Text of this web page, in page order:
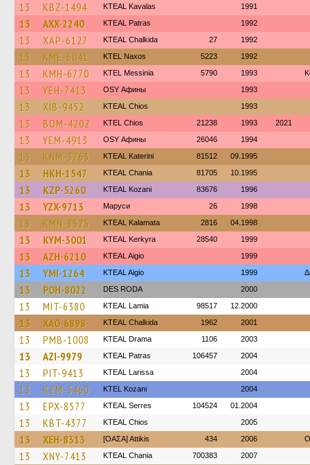
13 KBZ-1494 KTEAL Kavalas 1991
13 AXX-2240 KTEAL Patras 1992
13 XAP-6127 KTEAL Chalkida 27 1992
13 KME-6041 KTEL Naxos 5223 1992
13 KMH-6770 KTEL Messinia 5790 1993
13 YEH-7413 OSY Афины 1993
13 XIB-9452 KTEAL Chios 1993
13 BOM-4202 KTEL Chios 21238 1993 2021
13 YEM-4913 OSY Афины 26046 1994
13 KNM-3763 KTEAL Katerini 81512 09.1995
13 HKH-1547 KTEAL Chania 81705 10.1995
13 KZP-5260 KTEAL Kozani 83676 1996
13 YZX-9713 Маруси 26 1998
13 KMN-8525 KTEAL Kalamata 2816 04.1998
13 KYM-3001 KTEAL Kerkyra 28540 1999
13 AZH-6210 KTEAL Aigio 1999
13 YMI-1264 KTEAL Aigio 1999
13 POH-8022 DES RODA 2000
13 MIT-6380 KTEAL Lamia 98517 12.2000
13 XAO-6898 KTEAL Chalkida 1962 2001
13 PMB-1008 KTEAL Drama 1106 2003
13 AZI-9979 KTEAL Patras 106457 2004
13 PIT-9413 KTEAL Larissa 2004
13 KZM-5460 ΚΤΕL Kozani 2004
13 EPX-8577 KTEAL Serres 104524 01.2004
13 KBT-4377 KTEAL Chios 2005
13 XEH-8313 [ΟΑΣΑ] Αttikis 434 2006
13 XNY-7413 KTEAL Chania 700383 2007